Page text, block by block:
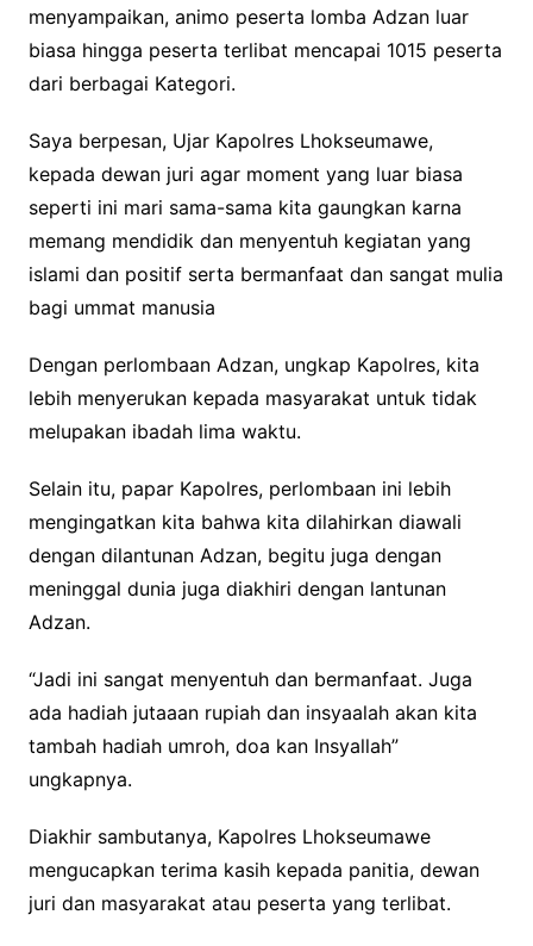
menyampaikan, animo peserta lomba Adzan luar
biasa hingga peserta terlibat mencapai 1015 peserta
dari berbagai Kategori.
Saya berpesan, Ujar Kapolres Lhokseumawe,
kepada dewan juri agar moment yang luar biasa
seperti ini mari sama-sama kita gaungkan karna
memang mendidik dan menyentuh kegiatan yang
islami dan positif serta bermanfaat dan sangat mulia
bagi ummat manusia
Dengan perlombaan Adzan, ungkap Kapolres, kita
lebih menyerukan kepada masyarakat untuk tidak
melupakan ibadah lima waktu.
Selain itu, papar Kapolres, perlombaan ini lebih
mengingatkan kita bahwa kita dilahirkan diawali
dengan dilantunan Adzan, begitu juga dengan
meninggal dunia juga diakhiri dengan lantunan
Adzan.
“Jadi ini sangat menyentuh dan bermanfaat. Juga
ada hadiah jutaaan rupiah dan insyaalah akan kita
tambah hadiah umroh, doa kan Insyallah”
ungkapnya.
Diakhir sambutanya, Kapolres Lhokseumawe
mengucapkan terima kasih kepada panitia, dewan
juri dan masyarakat atau peserta yang terlibat.